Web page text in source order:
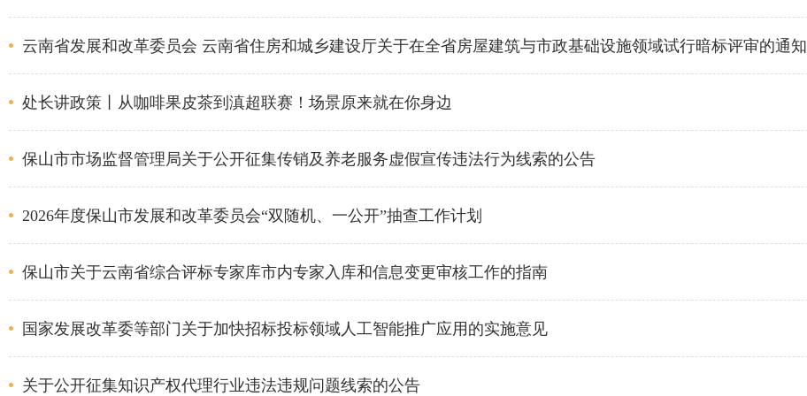
云南省发展和改革委员会 云南省住房和城乡建设厅关于在全省房屋建筑与市政基础设施领域试行暗标评审的通知
处长讲政策丨从咖啡果皮茶到滇超联赛！场景原来就在你身边
保山市市场监督管理局关于公开征集传销及养老服务虚假宣传违法行为线索的公告
2026年度保山市发展和改革委员会“双随机、一公开”抽查工作计划
保山市关于云南省综合评标专家库市内专家入库和信息变更审核工作的指南
国家发展改革委等部门关于加快招标投标领域人工智能推广应用的实施意见
关于公开征集知识产权代理行业违法违规问题线索的公告